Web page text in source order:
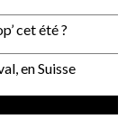
cet été ?
en Suisse